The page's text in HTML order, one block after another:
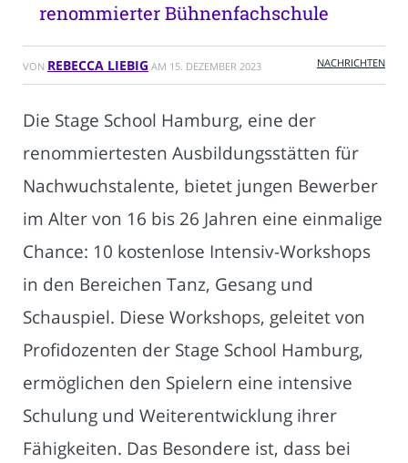
renommierter Bühnenfachschule
VON REBECCA LIEBIG AM 15. DEZEMBER 2023 NACHRICHTEN
Die Stage School Hamburg, eine der
renommiertesten Ausbildungsstätten für
Nachwuchstalente, bietet jungen Bewerber
im Alter von 16 bis 26 Jahren eine einmalige
Chance: 10 kostenlose Intensiv-Workshops
in den Bereichen Tanz, Gesang und
Schauspiel. Diese Workshops, geleitet von
Profidozenten der Stage School Hamburg,
ermöglichen den Spielern eine intensive
Schulung und Weiterentwicklung ihrer
Fähigkeiten. Das Besondere ist, dass bei